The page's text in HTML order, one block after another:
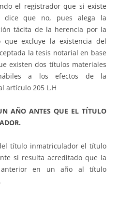
el registrador que si existe
dice que no, pues alega la
tácita de la herencia por la
que excluye la existencia del
la tesis notarial en base
existen dos títulos materiales
a los efectos de la
artículo 205 L.H
AÑO ANTES QUE EL TÍTULO
título inmatriculador el título
si resulta acreditado que la
anterior en un año al título